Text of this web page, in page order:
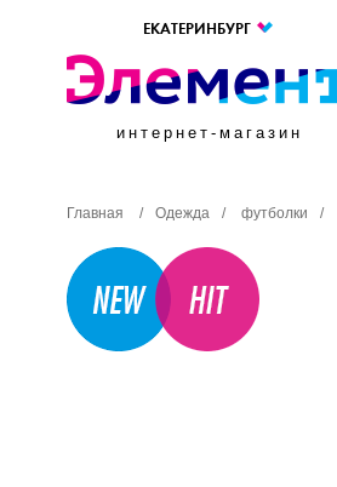
ЕКАТЕРИНБУРГ
интернет-магазин
Главная / Одежда / футболки /